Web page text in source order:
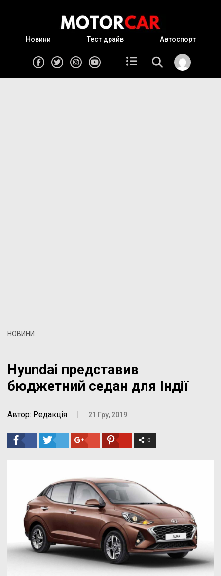
Новини Тест драйв Автоспорт
НОВИНИ
Hyundai представив
бюджетний седан для Індії
Автор: Редакція | 21 Гру, 2019
0